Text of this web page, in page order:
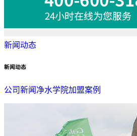
新闻动态
新闻动态
公司新闻 净水学院加盟案例